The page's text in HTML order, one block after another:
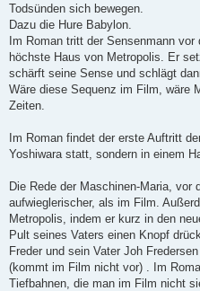
Todsünden sich bewegen.
Dazu die Hure Babylon.
Im Roman tritt der Sensenmann
höchste Haus von Metropolis. Er
schärft seine Sense und schlägt
Wäre diese Sequenz im Film, wäre
Zeiten.
Im Roman findet der erste Auftritt
Yoshiwara statt, sondern in einem
Die Rede der Maschinen-Maria, vor
aufwieglerischer, als im Film.
Metropolis, indem er kurz in den
Pult seines Vaters einen Knopf
Freder und sein Vater Joh
(kommt im Film nicht vor) . Im
Tiefbahnen, die man im Film nicht